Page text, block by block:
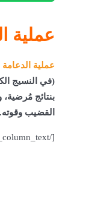
عملية
عملية
(في النسيج
بنتائج
القضيب وقوته.
[/vc_column_text][/vc_column][/vc_row]